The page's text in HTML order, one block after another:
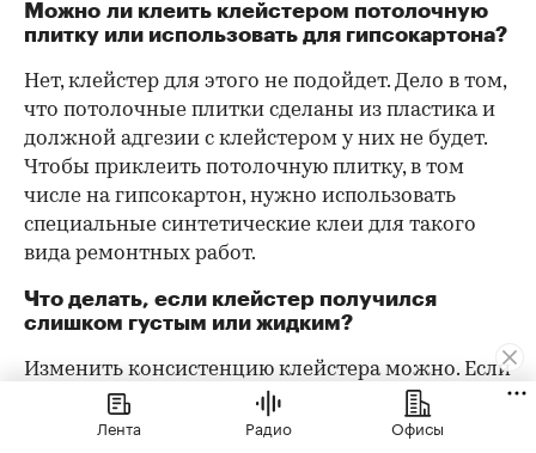
Можно ли клеить клейстером потолочную
плитку или использовать для гипсокартона?
Нет, клейстер для этого не подойдет. Дело в том,
что потолочные плитки сделаны из пластика и
должной адгезии с клейстером у них не будет.
Чтобы приклеить потолочную плитку, в том
числе на гипсокартон, нужно использовать
специальные синтетические клеи для такого
вида ремонтных работ.
Что делать, если клейстер получился
слишком густым или жидким?
Изменить консистенцию клейстера можно. Если
он слишком жидкий, нужно добавить сухого
компонента — муки или крахмала. Важно:
Лента Радио Офисы